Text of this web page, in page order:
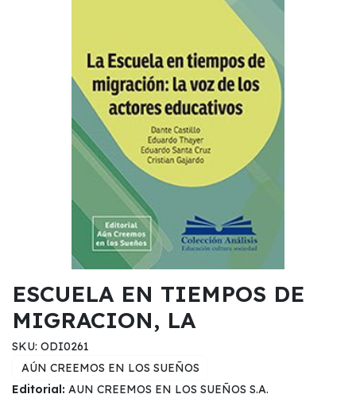
ESCUELA EN TIEMPOS DE
MIGRACION, LA
SKU: ODI0261
AÚN CREEMOS EN LOS SUEÑOS
Editorial: AUN CREEMOS EN LOS SUEÑOS S.A.